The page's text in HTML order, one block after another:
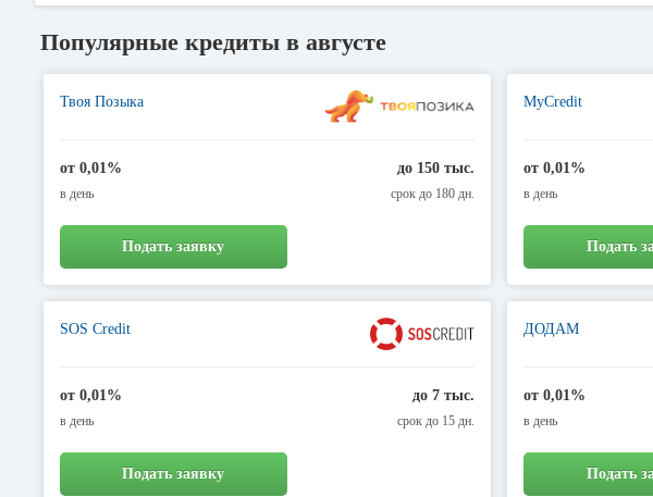
Популярные кредиты в августе
Твоя Позыка
от 0,01%
в день
до 150 тыс.
срок до 180 дн.
Подать заявку
MyCredit
от 0,01%
в день
Подать
SOS Credit
от 0,01%
в день
до 7 тыс.
срок до 15 дн.
Подать заявку
ДОДАМ
от 0,01%
в день
Подать